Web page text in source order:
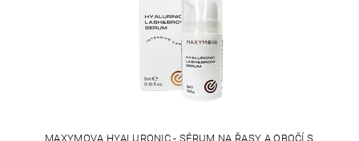
MAXYMOVA HYALURONIC - SÉRUM NA ŘASY A OBOČÍ S